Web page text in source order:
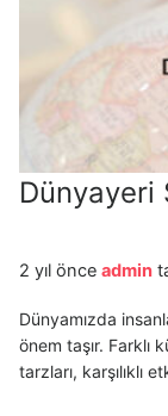
Dünyayeri
2 yıl önce admin
Dünyamızda
önem taşır. Farklı
tarzları, karşılıklı